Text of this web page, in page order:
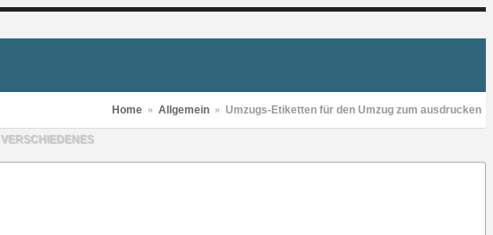
VERSCHIEDENES
Home » Allgemein » Umzugs-Etiketten für den Umzug zum ausdrucken